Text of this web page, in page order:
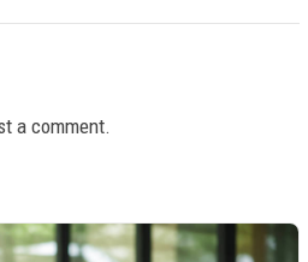
a comment.